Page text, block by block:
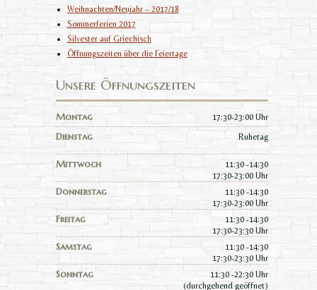
Weihnachten/Neujahr – 2017/18
Sommerferien 2017
Silvester auf Griechisch
Öffnungszeiten über die Feiertage
Unsere Öffnungszeiten
Montag 17:30-23:00 Uhr
Dienstag Ruhetag
Mittwoch
11:30 -14:30
17:30-23:00 Uhr
Donnerstag
11:30 -14:30
17:30-23:00 Uhr
Freitag
11:30 -14:30
17:30-23:30 Uhr
Samstag
11:30 -14:30
17:30-23:30 Uhr
Sonntag
11:30 -22:30 Uhr
(durchgehend geöffnet)